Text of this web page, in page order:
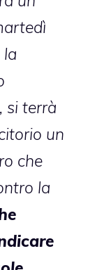
si terrà
un
che
la